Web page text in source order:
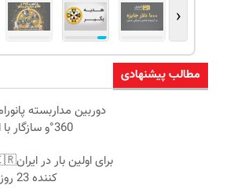
‹
مطالب پیشنهادی
دوربین مداربسته
360°و سازگار با اندروید و ios
کننده 23 روزه ساخت!